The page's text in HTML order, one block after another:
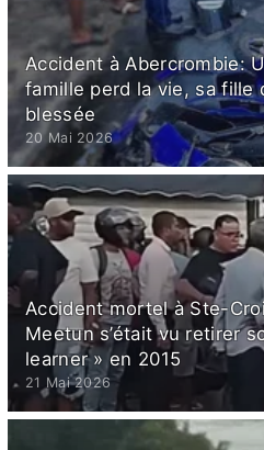
Accident à Abercrombie:
famille perd la vie, sa fille
blessée
20 Mai 2026
Accident mortel à Ste-
Meetun s’était vu retirer
learner » en 2015
21 Mai 2026